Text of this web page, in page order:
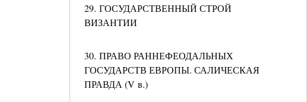
29. ГОСУДАРСТВЕННЫЙ СТРОЙ
ВИЗАНТИИ
30. ПРАВО РАННЕФЕОДАЛЬНЫХ
ГОСУДАРСТВ ЕВРОПЫ. САЛИЧЕСКАЯ
ПРАВДА (V в.)